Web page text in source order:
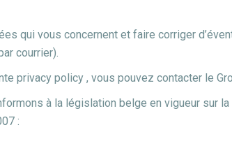
qui vous concernent et faire corriger
courrier).
privacy policy , vous pouvez contacter le
à la législation belge en vigueur sur
: